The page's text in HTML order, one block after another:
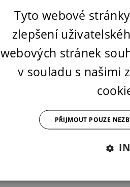
Tyto webové
zlepšení
webových stránek
v souladu s našimi
PŘIJMOUT POUZE